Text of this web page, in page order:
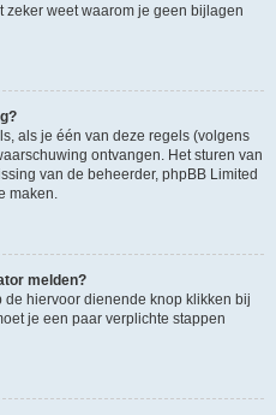
zeker weet waarom je geen bijlagen
als je één van deze regels (volgens
ontvangen. Het sturen van
van de beheerder, phpBB Limited
maken.
melden?
hiervoor dienende knop klikken bij
je een paar verplichte stappen